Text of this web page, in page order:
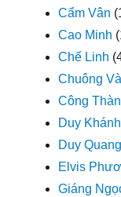
Cẩm Vân
Cao Minh
Chế Linh
Chuông
Công
Duy
Duy Quang
Elvis
Giáng